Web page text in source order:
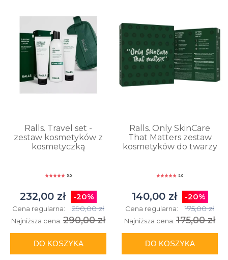
Ralls. Travel set -
zestaw kosmetyków z
kosmetyczką
5.0
232,00 zł -20%
Cena regularna: 290,00 zł
Najniższa cena: 290,00 zł
DO KOSZYKA
Ralls. Only SkinCare
That Matters zestaw
kosmetyków do twarzy
5.0
140,00 zł -20%
Cena regularna: 175,00 zł
Najniższa cena: 175,00 zł
DO KOSZYKA